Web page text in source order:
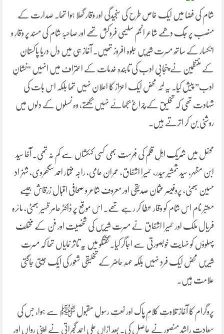
شام کی فضا میں ایک خاص طرح کی سنجیدگی اور وقار گھلا ہوا تھا۔ صدارت کے
منصب پر جگ دھمے شاعر انجم سلیمی فروکش تھے اور صاحبۂ شام کی مسند پر وقار و
انکسار کے ساتھ مسرت شیریں جلوہ افروز تھیں۔ آغاز ہی میں دل دریا پاکستان
کے منتظمین نے پنجابی ادب کی تابندہ خدمات کے اعتراف میں انہیں “نشانِ
ادب” پیش کیا۔ یہ لمحہ محض ایک اعزاز کا اعلان نہیں تھا بلکہ اس بات کی
شہادت تھی کہ تخلیق کے چراغ بجھائے نہیں بجھتے، وہ نسلوں کے دلوں میں
روشنی بن کر اترتے ہیں۔
محفل میں شریک اہلِ قلم کی فہرست بھی کسی کہکشاں سے کم نہ تھی۔ آغا سید
ابن مظہر، سید شمشیر حیدر, حمیرا اشفاق، عمران عامی، راجہ مختار احمد سگھروی، شہزاد
حسین بھٹی، پروفیسر عثمان صدیقی اور معروف شاعر و صحافی اقبال زرقاش جیسے
معتبر نام اس شام کو وقار عطا کر رہے تھے۔ اس موقع پر ڈاکٹر عامر ظہیر بھٹی، مائرہ
فریال ملک اور حمیرا اشفاق نے مسرت شیریں کی شخصیت اور فن کے مختلف
پہلوؤں کو نہایت خوبصورتی سے اجاگر کیا۔ گفتگو میں یہ تاثر نمایاں تھا کہ مسرت
شیریں محض ایک فرد نہیں بلکہ عہدِ حاضر کے تخلیقی شعور کی ایک جیتی جاگتی
علامت ہیں۔
پروگرام کا آغاز تلاوتِ کلامِ پاک اور نعتِ رسولِ مقبول ﷺ سے ہوا، جس کی
سعادت راشد منصور نے حاصل کی۔ بعد ازاں علی احمد گجراتی نے اپنی رواں اور